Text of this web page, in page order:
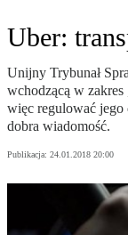
Uber:
Unijny Trybunał
wchodzącą w
więc regulować jego
dobra wiadomość.
Publikacja: 24.01.2018 20:00